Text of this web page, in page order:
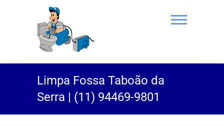
(11) 94469-
9801 |
Desentupidora
Rei do Esgoto
Limpa Fossa Taboão da
Serra | (11) 94469-9801